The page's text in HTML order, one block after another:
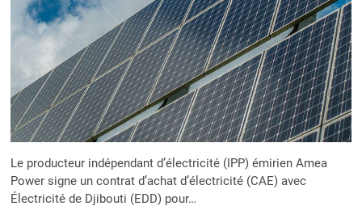
Le producteur indépendant d’électricité (IPP) émirien Amea
Power signe un contrat d’achat d’électricité (CAE) avec
Électricité de Djibouti (EDD) pour…